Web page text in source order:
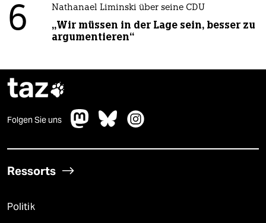
6 Nathanael Liminski über seine CDU
„Wir müssen in der Lage sein, besser zu
argumentieren“
taz
Folgen Sie uns
Ressorts
Politik